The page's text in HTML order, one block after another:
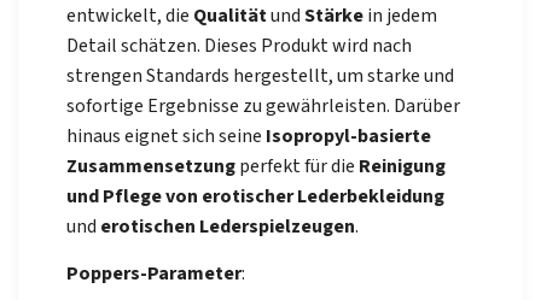
entwickelt, die QualitätundStärkein jedem
Detail schätzen. Dieses Produkt wird nach
strengen Standards hergestellt, um starke und
sofortige Ergebnisse zu gewährleisten. Darüber
hinaus eignet sich seine Isopropyl-basierte
Zusammensetzungperfekt für die Reinigung
und Pflege von erotischer Lederbekleidung
und erotischen Lederspielzeugen.
Poppers-Parameter: